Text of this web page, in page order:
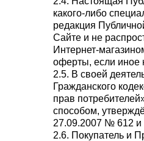
какого-либо
редакция
Сайте и не
Интернет-
оферты, если иное
2.5. В своей
Гражданского
прав
способом,
27.09.2007 № 612 и
2.6. Покупатель и